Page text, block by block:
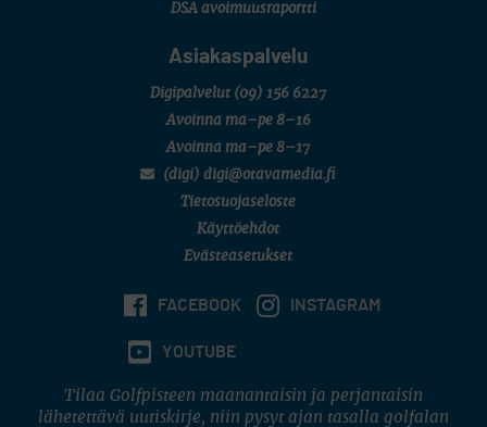
DSA avoimuusraportti
Asiakaspalvelu
Digipalvelut (09) 156 6227
Avoinna ma–pe 8–16
Avoinna ma–pe 8–17
(digi) digi@otavamedia.fi
Tietosuojaseloste
Käyttöehdot
Evästeasetukset
FACEBOOK INSTAGRAM
YOUTUBE
Tilaa Golfpisteen maanantaisin ja perjantaisin
lähetettävä uutiskirje, niin pysyt ajan tasalla golfalan